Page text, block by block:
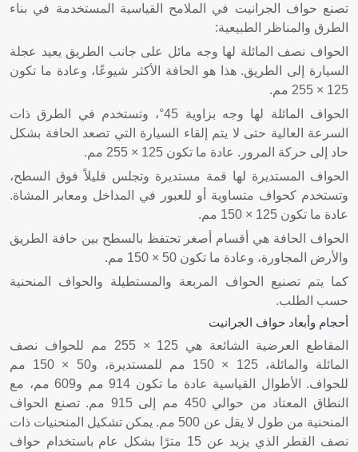
تصنع حواف الجرانيت في الملامح القياسية المستخدمة في بناء
الطرق والمناظر الطبيعية:
الحواف نصف المائلة لها وجه مائل على جانب الطريق يعيد عجلة
السيارة إلى الطريق. هذا هو الحافة الأكثر شيوعًا، وعادة ما تكون
125 × 255 مم.
الحواف المائلة لها وجه بزاوية 45°، وتستخدم في الطرق ذات
السرعة العالية حتى لا يتم إلقاء السيارة التي تصعد الحافة بشكل
حاد إلى حركة المرور. عادة ما تكون 125 × 255 مم.
الحواف المستديرة لها قمة مستديرة وتجلس قليلاً فوق السطح،
وتستخدم كحواف متساوية أو للعبور في المداخل ومعابر المشاة.
عادة ما تكون 125 × 150 مم.
الحواف الحافة هي أقسام أصغر تحتفظ بالسطح بين حافة الطريق
والأرض المجاورة، وعادة ما تكون 50 × 150 مم.
كما يتم تصنيع الحواف المربعة والمستطيلة والحواف المنحنية
حسب الطلب.
أحجام وأبعاد حواف الجرانيت
المقاطع العرضية الشائعة هي 125 × 255 مم للحواف نصف
المائلة والمائلة، 125 × 150 مم للمستديرة، و50 × 150 مم
للحواف. الأطوال القياسية عادة ما تكون 914 مم و609 مم، مع
النطاق المعتاد من حوالي 450 مم إلى 915 مم. تصنع الحواف
المنحنية من طول لا يقل عن 500 مم. يمكن تشكيل المنحنيات ذات
نصف القطر الذي يزيد عن 15 مترًا بشكل عام باستخدام حواف